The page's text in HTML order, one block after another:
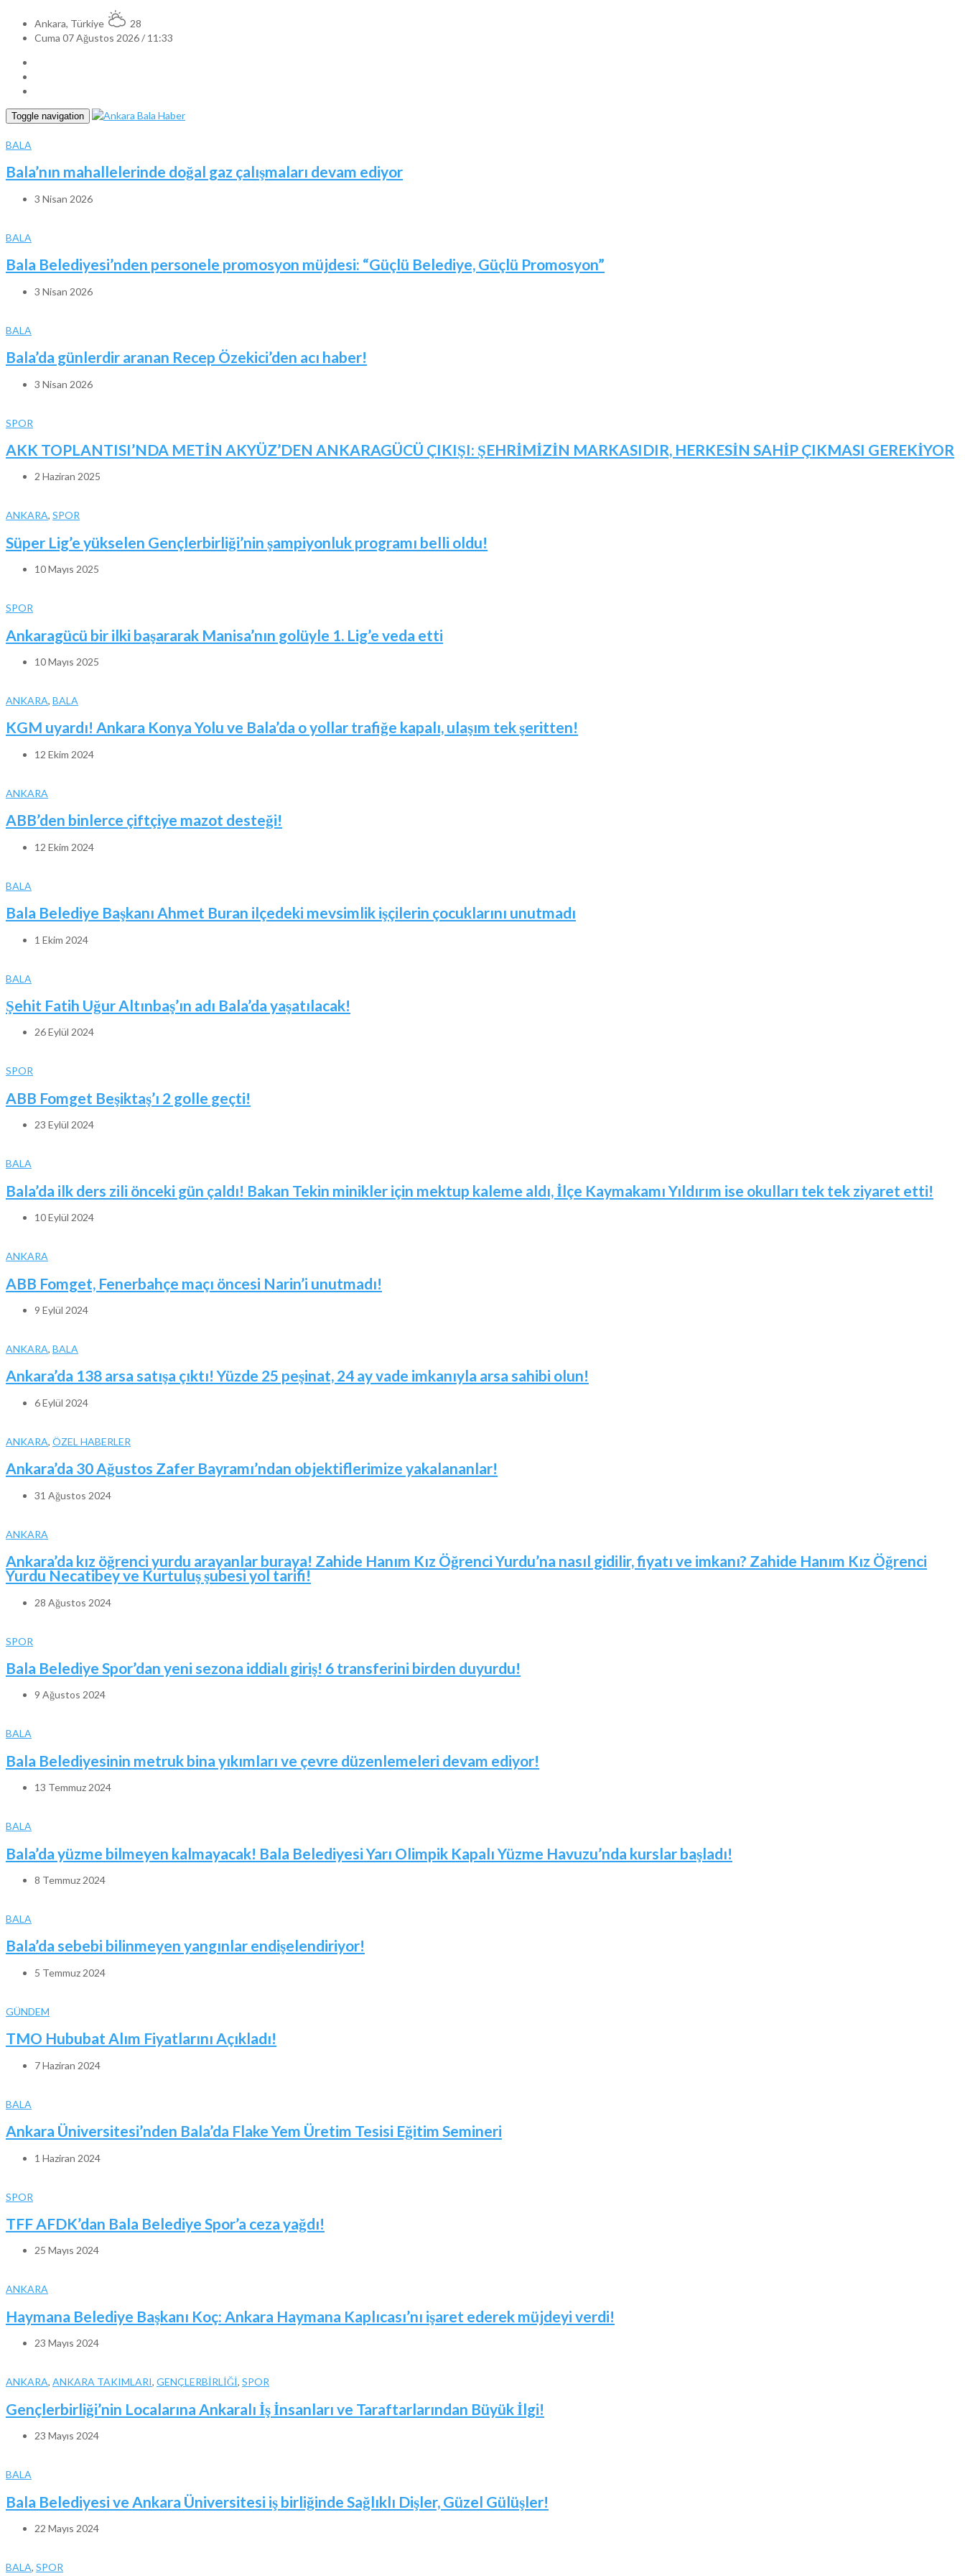
Ankara, Türkiye
28
Cuma 07 Ağustos 2026 / 11:33
Toggle navigation
BALA
Bala’nın mahallelerinde doğal gaz çalışmaları devam ediyor
3 Nisan 2026
BALA
Bala Belediyesi’nden personele promosyon müjdesi: “Güçlü Belediye, Güçlü Promosyon”
3 Nisan 2026
BALA
Bala’da günlerdir aranan Recep Özekici’den acı haber!
3 Nisan 2026
SPOR
AKK TOPLANTISI’NDA METİN AKYÜZ’DEN ANKARAGÜCÜ ÇIKIŞI: ŞEHRİMİZİN MARKASIDIR, HERKESİN SAHİP ÇIKMASI GEREKİYOR
2 Haziran 2025
ANKARA, SPOR
Süper Lig’e yükselen Gençlerbirliği’nin şampiyonluk programı belli oldu!
10 Mayıs 2025
SPOR
Ankaragücü bir ilki başararak Manisa’nın golüyle 1. Lig’e veda etti
10 Mayıs 2025
ANKARA, BALA
KGM uyardı! Ankara Konya Yolu ve Bala’da o yollar trafiğe kapalı, ulaşım tek şeritten!
12 Ekim 2024
ANKARA
ABB’den binlerce çiftçiye mazot desteği!
12 Ekim 2024
BALA
Bala Belediye Başkanı Ahmet Buran ilçedeki mevsimlik işçilerin çocuklarını unutmadı
1 Ekim 2024
BALA
Şehit Fatih Uğur Altınbaş’ın adı Bala’da yaşatılacak!
26 Eylül 2024
SPOR
ABB Fomget Beşiktaş’ı 2 golle geçti!
23 Eylül 2024
BALA
Bala’da ilk ders zili önceki gün çaldı! Bakan Tekin minikler için mektup kaleme aldı, İlçe Kaymakamı Yıldırım ise okulları tek tek ziyaret etti!
10 Eylül 2024
ANKARA
ABB Fomget, Fenerbahçe maçı öncesi Narin’i unutmadı!
9 Eylül 2024
ANKARA, BALA
Ankara’da 138 arsa satışa çıktı! Yüzde 25 peşinat, 24 ay vade imkanıyla arsa sahibi olun!
6 Eylül 2024
ANKARA, ÖZEL HABERLER
Ankara’da 30 Ağustos Zafer Bayramı’ndan objektiflerimize yakalananlar!
31 Ağustos 2024
ANKARA
Ankara’da kız öğrenci yurdu arayanlar buraya! Zahide Hanım Kız Öğrenci Yurdu’na nasıl gidilir, fiyatı ve imkanı? Zahide Hanım Kız Öğrenci
Yurdu Necatibey ve Kurtuluş şubesi yol tarifi!
28 Ağustos 2024
SPOR
Bala Belediye Spor’dan yeni sezona iddialı giriş! 6 transferini birden duyurdu!
9 Ağustos 2024
BALA
Bala Belediyesinin metruk bina yıkımları ve çevre düzenlemeleri devam ediyor!
13 Temmuz 2024
BALA
Bala’da yüzme bilmeyen kalmayacak! Bala Belediyesi Yarı Olimpik Kapalı Yüzme Havuzu’nda kurslar başladı!
8 Temmuz 2024
BALA
Bala’da sebebi bilinmeyen yangınlar endişelendiriyor!
5 Temmuz 2024
GÜNDEM
TMO Hububat Alım Fiyatlarını Açıkladı!
7 Haziran 2024
BALA
Ankara Üniversitesi’nden Bala’da Flake Yem Üretim Tesisi Eğitim Semineri
1 Haziran 2024
SPOR
TFF AFDK’dan Bala Belediye Spor’a ceza yağdı!
25 Mayıs 2024
ANKARA
Haymana Belediye Başkanı Koç: Ankara Haymana Kaplıcası’nı işaret ederek müjdeyi verdi!
23 Mayıs 2024
ANKARA, ANKARA TAKIMLARI, GENÇLERBİRLİĞİ, SPOR
Gençlerbirliği’nin Localarına Ankaralı İş İnsanları ve Taraftarlarından Büyük İlgi!
23 Mayıs 2024
BALA
Bala Belediyesi ve Ankara Üniversitesi iş birliğinde Sağlıklı Dişler, Güzel Gülüşler!
22 Mayıs 2024
BALA, SPOR